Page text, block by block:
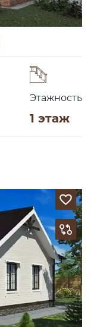
Этажность
1 этаж